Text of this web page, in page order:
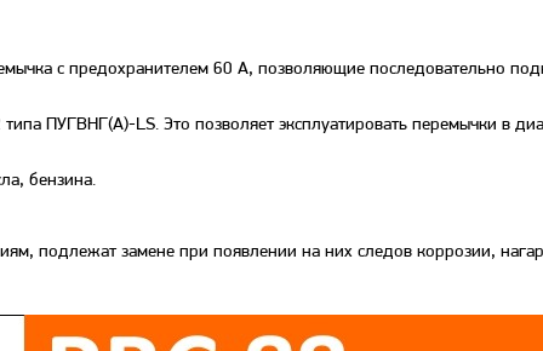
с предохранителем 60 А, позволяющие последовательно
типа ПУГВНГ(А)-LS. Это позволяет эксплуатировать перемычки в
бензина.
подлежат замене при появлении на них следов коррозии,